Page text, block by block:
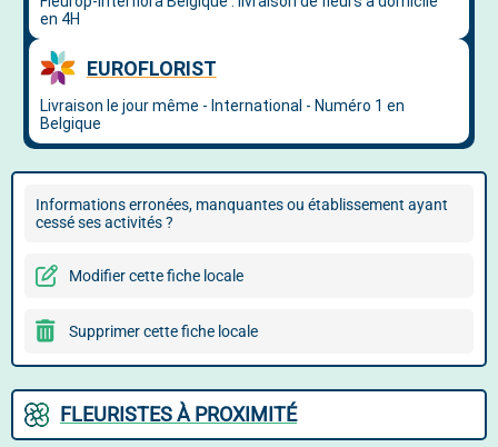
Informations erronées, manquantes ou établissement ayant
cessé ses activités ?
Modifier cette fiche locale
Supprimer cette fiche locale
FLEURISTES À PROXIMITÉ